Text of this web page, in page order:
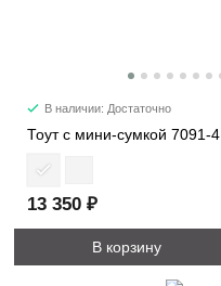
В наличии: Достаточно
Тоут с мини-сумкой 7091-4
13 350 ₽
В корзину